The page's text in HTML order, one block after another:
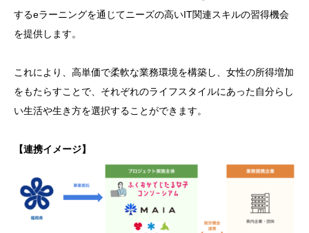
するeラーニングを通じてニーズの高いIT関連スキルの習得機会
を提供します。
これにより、高単価で柔軟な業務環境を構築し、女性の所得増加
をもたらすことで、それぞれのライフスタイルにあった自分らし
い生活や生き方を選択することができます。
【連携イメージ】